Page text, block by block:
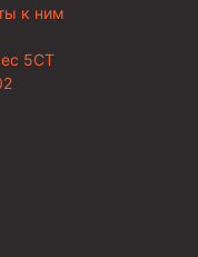
к ним
5CT